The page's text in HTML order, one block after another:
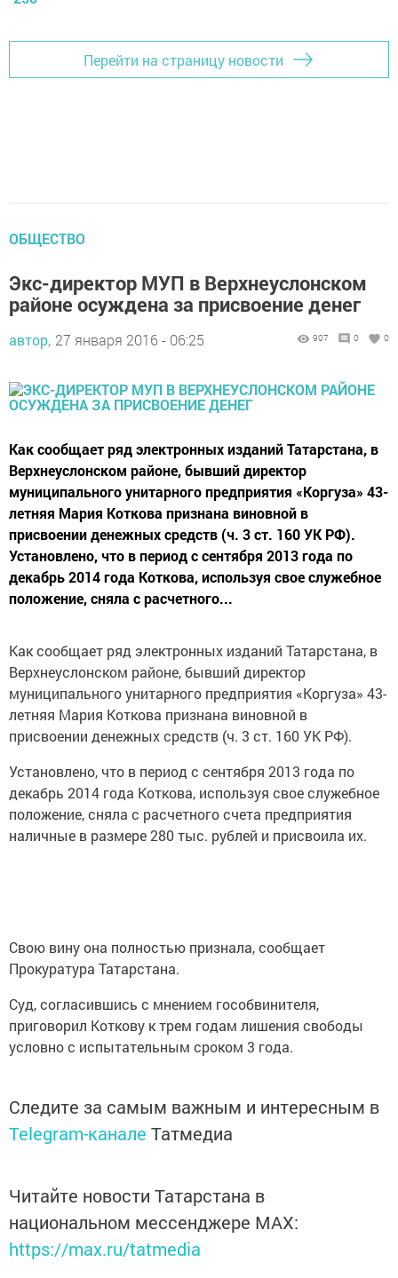
Перейти на страницу новости
ОБЩЕСТВО
Экс-директор МУП в Верхнеуслонском
районе осуждена за присвоение денег
автор, 27 января 2016 - 06:25 907 0 0
Как сообщает ряд электронных изданий Татарстана, в
Верхнеуслонском районе, бывший директор
муниципального унитарного предприятия «Коргуза» 43-
летняя Мария Коткова признана виновной в
присвоении денежных средств (ч. 3 ст. 160 УК РФ).
Установлено, что в период с сентября 2013 года по
декабрь 2014 года Коткова, используя свое служебное
положение, сняла с расчетного...
Как сообщает ряд электронных изданий Татарстана, в
Верхнеуслонском районе, бывший директор
муниципального унитарного предприятия «Коргуза» 43-
летняя Мария Коткова признана виновной в
присвоении денежных средств (ч. 3 ст. 160 УК РФ).
Установлено, что в период с сентября 2013 года по
декабрь 2014 года Коткова, используя свое служебное
положение, сняла с расчетного счета предприятия
наличные в размере 280 тыс. рублей и присвоила их.
Свою вину она полностью признала, сообщает
Прокуратура Татарстана.
Суд, согласившись с мнением гособвинителя,
приговорил Коткову к трем годам лишения свободы
условно с испытательным сроком 3 года.
Следите за самым важным и интересным в
Telegram-канале Татмедиа
Читайте новости Татарстана в
национальном мессенджере MАХ:
https://max.ru/tatmedia